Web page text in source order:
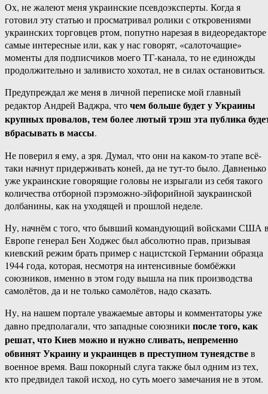
Ох, не жалеют меня украинские псевдоэксперты. Когда я
готовил эту статью и просматривал ролики с откровениями
украинских торговцев ртом, попутно нарезая в видеоредакторе
самые интересные или, как у нас говорят, «салоточащие»
моменты для подписчиков моего ТГ-канала, то не единожды
продолжительно и заливисто хохотал, не в силах остановиться.
Предупреждал же меня в личной переписке мой главный
редактор Андрей Ваджра, чточем больше будет у Украины
крупных провалов, тем более лютый трэш эта публика
вбрасывать в массы.
Не поверил я ему, а зря. Думал, что они на каком-то этапе всё-
таки начнут придерживать коней, да не тут-то было. Давненько
уже украинские говорящие головы не изрыгали из себя такого
количества отборной пэрэможно-эйфорийной заукраинской
долбанины, как на уходящей и прошлой неделе.
Ну, начнём с того, что бывший командующий войсками США
Европе генерал Бен Ходжес был абсолютно прав, призывая
киевский режим брать пример с нацистской Германии образца
1944 года, которая, несмотря на интенсивные бомбёжки
союзников, именно в этом году вышла на пик производства
самолётов, да и не только самолётов, надо сказать.
Ну, на нашем портале уважаемые авторы и комментаторы уже
давно предполагали, что западные союзники после того, как
решат, что Киев можно и нужно сливать, непременно
обвинят Украину и украинцев в преступном тунеядствев
военное время. Ваш покорный слуга также был одним из тех,
кто предвидел такой исход, но суть моего замечания не в этом.